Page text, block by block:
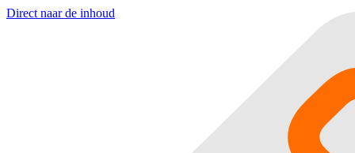
Direct naar de inhoud